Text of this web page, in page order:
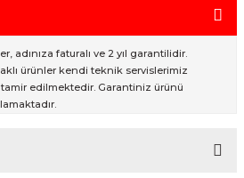
adınıza faturalı ve 2 yıl garantilidir.
ürünler kendi teknik servislerimiz
edilmektedir. Garantiniz ürünü